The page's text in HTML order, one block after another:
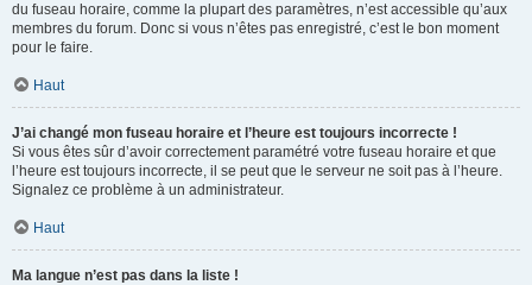
du fuseau horaire, comme la plupart des paramètres, n’est accessible qu’aux
membres du forum. Donc si vous n’êtes pas enregistré, c’est le bon moment
pour le faire.
Haut
J’ai changé mon fuseau horaire et l’heure est toujours incorrecte !
Si vous êtes sûr d’avoir correctement paramétré votre fuseau horaire et que
l’heure est toujours incorrecte, il se peut que le serveur ne soit pas à l’heure.
Signalez ce problème à un administrateur.
Haut
Ma langue n’est pas dans la liste !